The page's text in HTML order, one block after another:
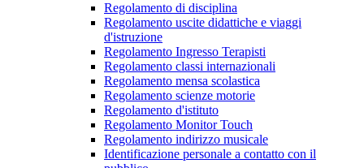
Regolamento di disciplina
Regolamento uscite didattiche e viaggi
d'istruzione
Regolamento Ingresso Terapisti
Regolamento classi internazionali
Regolamento mensa scolastica
Regolamento scienze motorie
Regolamento d'istituto
Regolamento Monitor Touch
Regolamento indirizzo musicale
Identificazione personale a contatto con il